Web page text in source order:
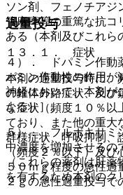
過量投与
１３．１． 症状
本剤の過量投与時に、
の錐体外路症状、及び
な症状（頻度１０％以
ており、また他の重大
群様症状、呼吸抑制、
（頻度２％以下）及び
５０ｍｇ程度の急性
２ｇの急性過量投与で
ソン剤、フェノチアジ
管麻痺等の重篤な抗コ
ある（本剤及びこれら
４）． ドパミン作動
パミン作動性の作用が
神経において、本剤が
よる）］。
５）． フルボキサミ
中濃度を増加させるの
（これらの薬剤は肝薬
を有するため本剤のク